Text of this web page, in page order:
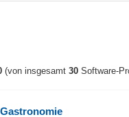
(von insgesamt 30 Software-